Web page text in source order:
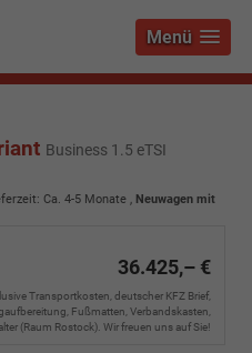
Menü
Business 1.5 eTSI
Ca. 4-5 Monate , Neuwagen mit
36.425,– €
Transportkosten, deutscher KFZ Brief,
Fußmatten, Verbandskasten,
(Raum Rostock). Wir freuen uns auf Sie!